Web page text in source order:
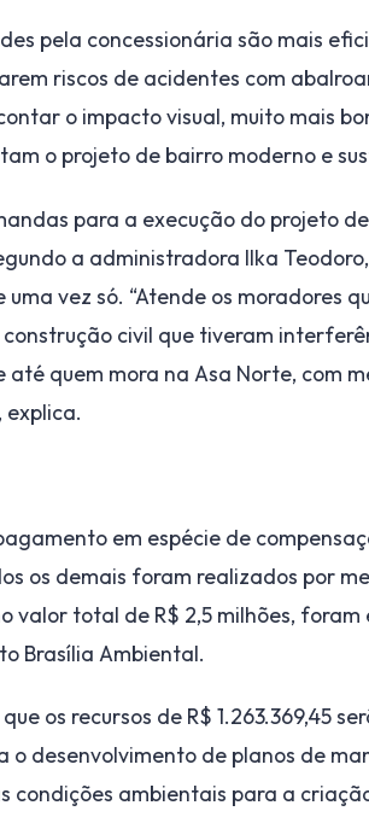
pela concessionária são mais
riscos de acidentes com
o impacto visual, muito mais
o projeto de bairro moderno e
para a execução do projeto de
a administradora Ilka
vez só. “Atende os moradores
civil que tiveram
até quem mora na Asa Norte, com
explica.
em espécie de
os demais foram realizados por
valor total de R$ 2,5 milhões, foram
Brasília Ambiental.
os recursos de R$ 1.263.369,45
desenvolvimento de planos de
condições ambientais para a